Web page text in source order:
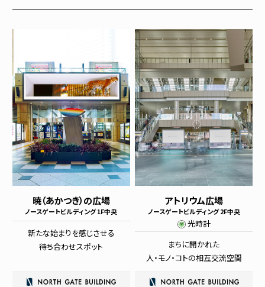
暁（あかつき）の広場
ノースゲートビルディング 1F中央
新たな始まりを感じさせる
待ち合わせスポット
アトリウム広場
ノースゲートビルディング 2F中央
光時計
まちに開かれた
人・モノ・コトの相互交流空間